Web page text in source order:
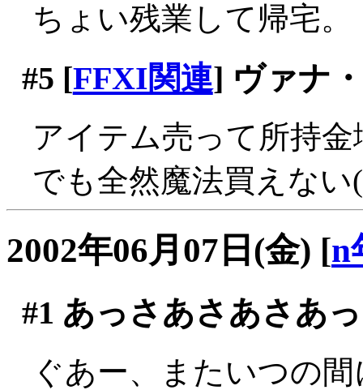
ちょい残業して帰宅。
#5 [FFXI関連] ヴァナ
アイテム売って所持
でも全然魔法買えな
2002年06月07日(金) [n
#1 あっさあさあさあ
ぐあー、またいつの